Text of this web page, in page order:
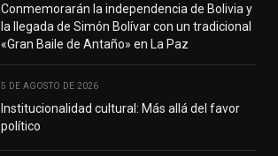
Conmemorarán la independencia de Bolivia y
la llegada de Simón Bolívar con un tradicional
«Gran Baile de Antaño» en La Paz
5 DE AGOSTO DE 2026
Institucionalidad cultural: Más allá del favor
político